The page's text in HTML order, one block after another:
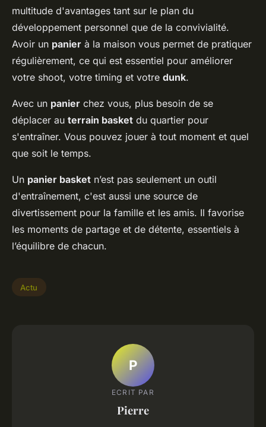
multitude d'avantages tant sur le plan du
développement personnel que de la convivialité.
Avoir un panier à la maison vous permet de pratiquer
régulièrement, ce qui est essentiel pour améliorer
votre shoot, votre timing et votre dunk.
Avec un panier chez vous, plus besoin de se
déplacer au terrain basket du quartier pour
s'entraîner. Vous pouvez jouer à tout moment et quel
que soit le temps.
Un panier basket n’est pas seulement un outil
d'entraînement, c'est aussi une source de
divertissement pour la famille et les amis. Il favorise
les moments de partage et de détente, essentiels à
l’équilibre de chacun.
Actu
P
ECRIT PAR
Pierre